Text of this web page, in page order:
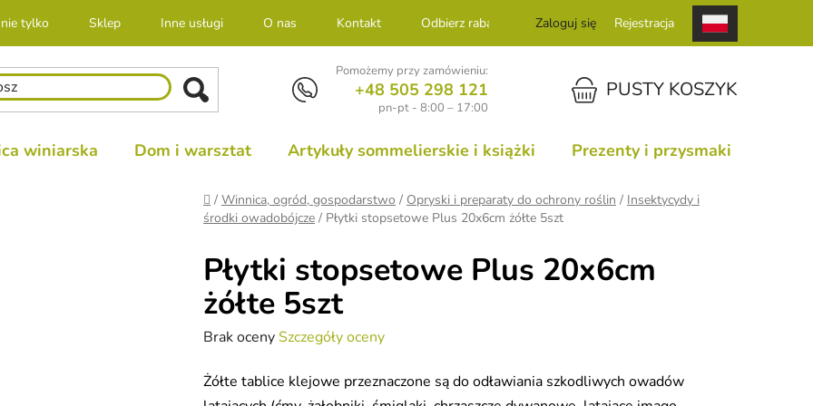
nie tylko Sklep Inne usługi O nas Kontakt Odbierz rabat Zaloguj się Rejestracja
Pomożemy przy zamówieniu:
+48 505 298 121
pn-pt - 8:00 – 17:00
KOSZYKPUSTY KOSZYK
winiarska Dom i warsztat Artykuły sommelierskie i książki Prezenty i przysmaki
Home
/ Winnica, ogród, gospodarstwo / Opryski i preparaty do ochrony roślin / Insektycydy i
środki owadobójcze / Płytki stopsetowe Plus 20x6cm żółte 5szt
Płytki stopsetowe Plus 20x6cm
żółte 5szt
Średnia
produktu
Brak ocenySzczegóły oceny
Żółte tablice klejowe przeznaczone są do odławiania szkodliwych owadów